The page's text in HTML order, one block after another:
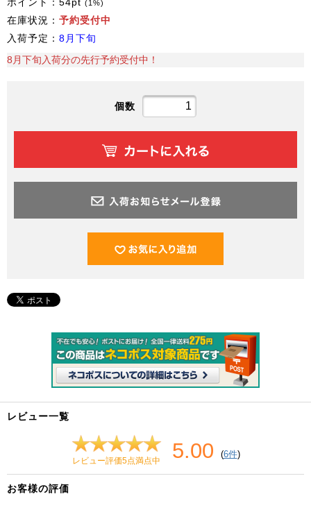
ポイント： 54pt (1%)
在庫状況： 予約受付中
入荷予定： 8月下旬
8月下旬入荷分の先行予約受付中！
個数
レビュー一覧
レビュー評価5点満点中 5.00 (6件)
お客様の評価